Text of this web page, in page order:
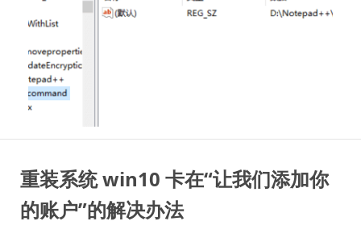
重装系统 win10 卡在“让我们添加你
的账户”的解决办法